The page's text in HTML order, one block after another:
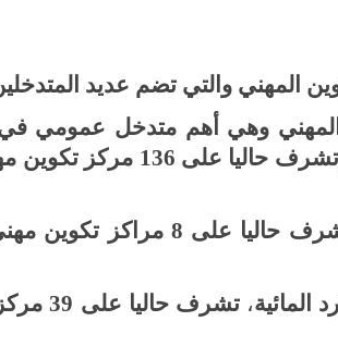
المهني والتي تضم عديد
وهي أهم متدخل عمومي في
الوطني (بأكثر من 93% من الجهاز العمومي و80% من المنظومة الوطنية)،
التابع لوزارة السياحة والصناعات التقليدية، تشرف حاليا
المائية،
تشرف حاليا